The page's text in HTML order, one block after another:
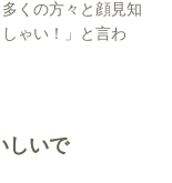
くの方々と顔見知
ゃい！」と言わ
しいで